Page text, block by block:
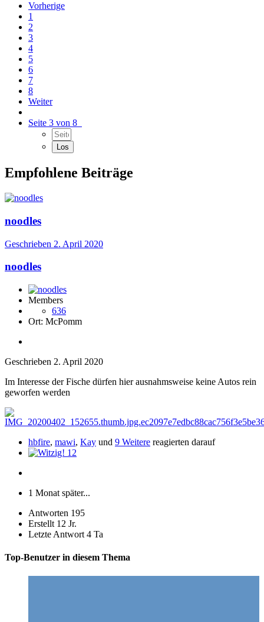
Vorherige
1
2
3
4
5
6
7
8
Weiter
Seite 3 von 8
Empfohlene Beiträge
noodles
Geschrieben 2. April 2020
noodles
Members
636
Ort: McPomm
Geschrieben 2. April 2020
Im Interesse der Fische dürfen hier ausnahmsweise keine Autos rein
geworfen werden
hbfire, mawi, Kay und 9 Weitere reagierten darauf
12
1 Monat später...
Antworten 195
Erstellt 12 Jr.
Letzte Antwort 4 Ta
Top-Benutzer in diesem Thema